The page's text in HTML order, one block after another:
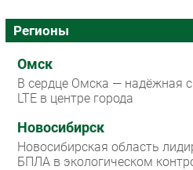
Регионы
Омск
В сердце Омска — надёжная
LTE в центре города
Новосибирск
Новосибирская область
БПЛА в экологическом